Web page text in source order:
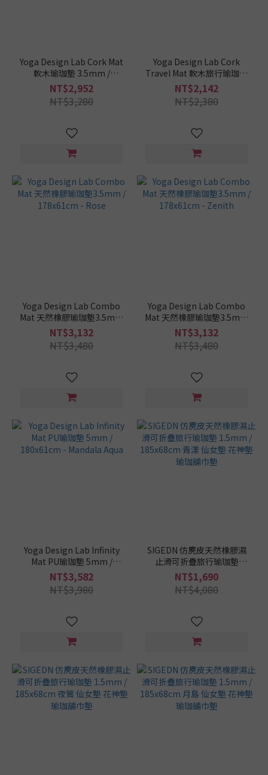
Yoga Design Lab Cork Mat
軟木瑜珈墊 3.5mm /
178x61cm - Natural
Balance
NT$2,952
NT$3,280
Yoga Design Lab Cork
Travel Mat 軟木旅行瑜珈墊
1.5mm / 178x61cm -
Natural Balance
NT$2,142
NT$2,380
Yoga Design Lab Combo
Mat 天然橡膠瑜珈墊3.5mm
/ 178x61cm - Rose
NT$3,132
NT$3,480
Yoga Design Lab Combo
Mat 天然橡膠瑜珈墊3.5mm
/ 178x61cm - Zenith
NT$3,132
NT$3,480
Yoga Design Lab Infinity
Mat PU瑜珈墊 5mm /
180x61cm - Mandala Aqua
NT$3,582
NT$3,980
SIGEDN 仿麂皮天然橡膠濕
止滑可折疊旅行瑜珈墊
1.5mm / 185x68cm 青漾 仙
女墊 花神墊 瑜珈舖巾墊
NT$1,690
NT$4,080